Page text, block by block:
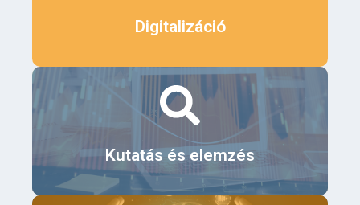
Digitalizáció
Kutatás és elemzés
Érdekel